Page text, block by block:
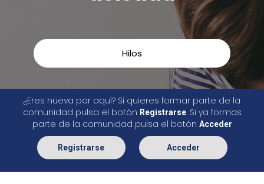
Hilos
¿Eres nueva por aquí? Si quieres formar parte de la
comunidad pulsa el botón Registrarse. Si ya formas
parte de la comunidad pulsa el botón Acceder
Registrarse Acceder